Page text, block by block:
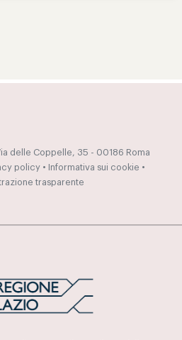
delle Coppelle, 35 - 00186 Roma
policy• Informativa sui cookie •
trasparente